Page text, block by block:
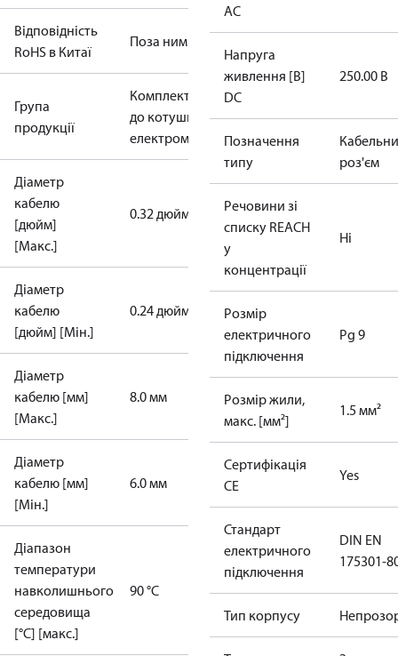
Відповідність
RoHS в Китаї
Поза ним
Група
продукції
Комплектуючі
до котушки
електромагніту
Діаметр
кабелю
[дюйм]
[Макс.]
0.32 дюйм
Діаметр
кабелю
[дюйм] [Мін.]
0.24 дюйм
Діаметр
кабелю [мм]
[Макс.]
8.0 мм
Діаметр
кабелю [мм]
[Мін.]
6.0 мм
Діапазон
температури
навколишнього
середовища
[°C] [макс.]
90 °C
AC
Напруга
живлення [В]
DC
250.00 В
Позначення
типу
роз'єм
Речовини зі
списку REACH
у
концентрації
Ні
Розмір
електричного
підключення
Pg 9
Розмір жили,
макс. [мм²]
1.5 мм²
Сертифікація
CE
Yes
Стандарт
електричного
підключення
DIN EN
175301-
Тип корпусу